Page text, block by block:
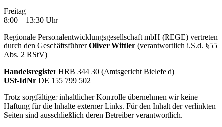
Freitag
8:00 – 13:30 Uhr
Regionale Personalentwicklungsgesellschaft mbH (REGE) vertreten
durch den GeschäftsführerOliver Wittler (verantwortlich i.S.d. §55
Abs. 2 RStV)
Handelsregister HRB 344 30 (Amtsgericht Bielefeld)
USt-IdNr DE 155 799 502
Trotz sorgfältiger inhaltlicher Kontrolle übernehmen wir keine
Haftung für die Inhalte externer Links. Für den Inhalt der verlinkten
Seiten sind ausschließlich deren Betreiber verantwortlich.